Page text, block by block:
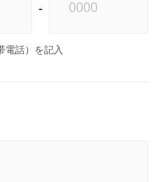
-
電話）を記入